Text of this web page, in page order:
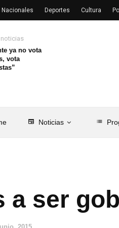
newspaper Noticias list
ya no vota
vota
Nacionales Deportes Cultura
a ser